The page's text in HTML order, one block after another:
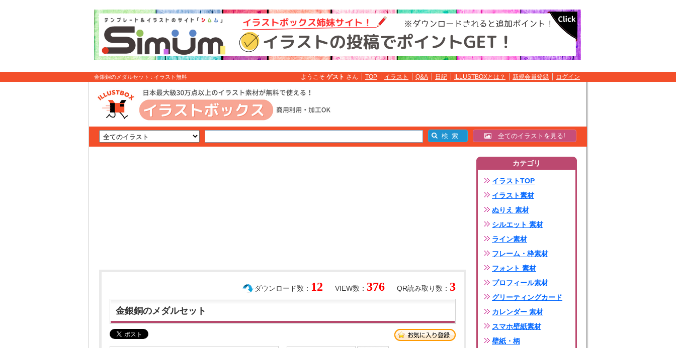
金銀銅のメダルセット : イラスト無料 ようこそ ゲスト さん TOP イラスト Q&A 日記 ILLUSTBOXとは？ 新規会員登録 ログイン
全てのイラストを見る!
QR読み取り数： 3
VIEW数： 376
ダウンロード数： 12
金銀銅のメダルセット
カテゴリ
イラストTOP
イラスト素材
ぬりえ 素材
シルエット 素材
ライン素材
フレーム・枠素材
フォント 素材
プロフィール素材
グリーティングカード
カレンダー 素材
スマホ壁紙素材
壁紙・柄